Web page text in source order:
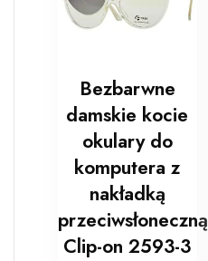
Bezbarwne
damskie kocie
okulary do
komputera z
nakładką
przeciwsłoneczną
Clip-on 2593-3